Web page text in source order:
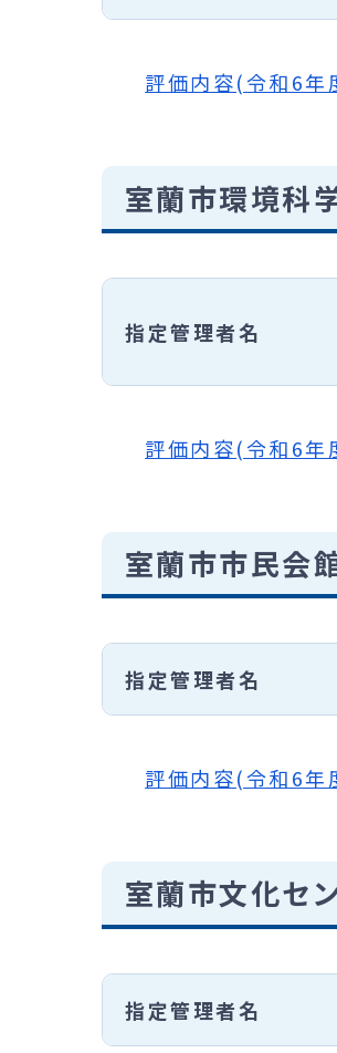
評価内容(令和6
室蘭市環境科
指定管理者名
評価内容(令和6
室蘭市市民会
指定管理者名
評価内容(令和6
室蘭市文化セ
指定管理者名